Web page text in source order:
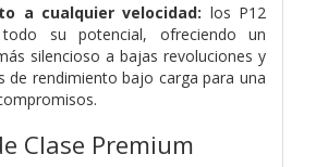
a cualquier velocidad: los P12
su potencial, ofreciendo un
silencioso a bajas revoluciones y
de rendimiento bajo carga para una
Clase Premium